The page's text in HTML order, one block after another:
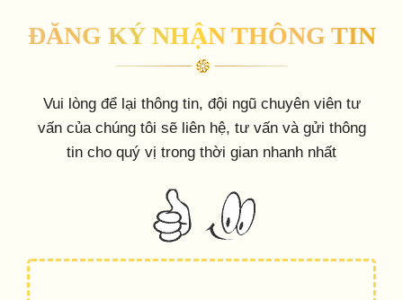
ĐĂNG KÝ NHẬN THÔNG TIN
Vui lòng để lại thông tin, đội ngũ chuyên viên tư
vấn của chúng tôi sẽ liên hệ, tư vấn và gửi thông
tin cho quý vị trong thời gian nhanh nhất